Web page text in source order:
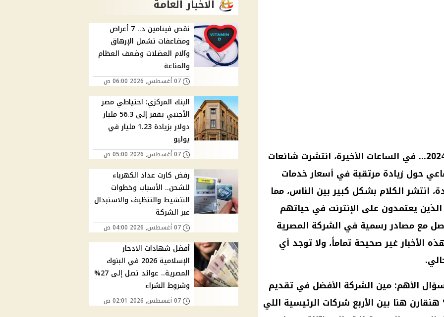
شائعات
حول زيادة مرتقبة في أسعارخدمات
انتشر الكلام بشكل كبير بين الناس، مما
يعتمدون على الإنترنت في حياتهم
مع مصادر رسمية في الشركة المصرية
الأخبارغير صحيحة تماماً، ولا توجد أي
الأهم: مين الشركة الأفضل في تقديم
هنا بين الأربع شركات الرئيسية اللي
الاخبار العامة
نقص فيتامين د.. 7 أعراض
ومضاعفات تشمل الإرهاق
وآلام العضلات وضعف العظام
والمناعة
07 أغسطس, 2026 06:00 ص
البنك المركزي: احتياطي مصر
الأجنبي يقفز إلى 56.3 مليار
دولار بزيادة 1.23 مليار في
يوليو
07 أغسطس, 2026 05:00 ص
رفض كارت عداد الكهرباء
للشحن.. الأسباب وخطوات
التنشيط والتنظيف والاستبدال
عبر الشركة
07 أغسطس, 2026 04:00 ص
أفضل شهادات الادخار
الإسلامية 2026 في البنوك
المصرية.. عوائد تصل إلى 27%
وشروط الشراء
07 أغسطس, 2026 02:01 ص